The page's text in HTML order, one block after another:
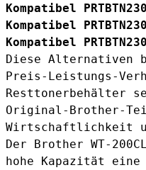
Kompatibel
Kompatibel
Kompatibel
Diese Alternativen
Preis-Leistungs-
Resttonerbehälter
Original-Brother-
Wirtschaftlichkeit
Der Brother WT-
hohe Kapazität eine